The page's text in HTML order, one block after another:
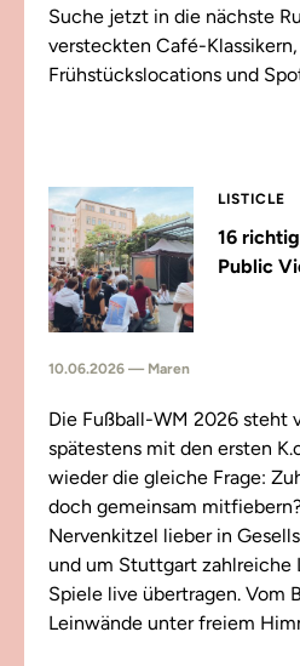
Suche jetzt in die nächste
versteckten Café-
Frühstückslocations und
LISTICLE
16
Public
10.06.2026 — Maren
Die Fußball-WM 2026 steht
spätestens mit den ersten
wieder die gleiche Frage:
doch gemeinsam
Nervenkitzel lieber in
und um Stuttgart zahlreiche
Spiele live übertragen. Vom
Leinwände unter freiem